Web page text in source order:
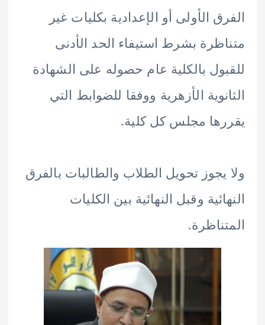
الأولى أو الإعدادية بكليات غير
بشرط استيفاء الحد الأدنى
بالكلية عام حصوله على الشهادة
الأزهرية ووفقا للضوابط التي
مجلس كل كلية.
تحويل الطلاب والطالبات بالفرق
وقبل النهائية بين الكليات